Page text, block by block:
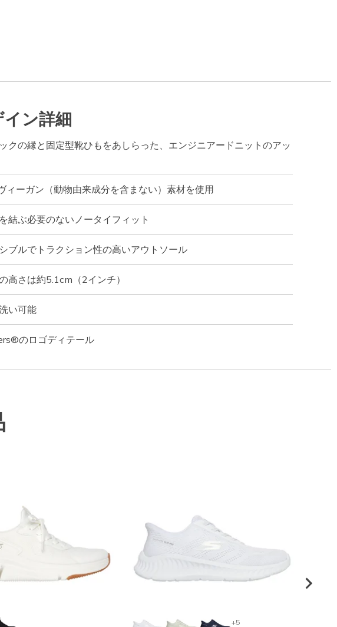
イン詳細
クの縁と固定型靴ひもをあしらった、エンジニアードニットのアッ
ィーガン（動物由来成分を含まない）素材を使用
結ぶ必要のないノータイフィット
ブルでトラクション性の高いアウトソール
高さは約5.1cm（2インチ）
い可能
のロゴディテール
+5